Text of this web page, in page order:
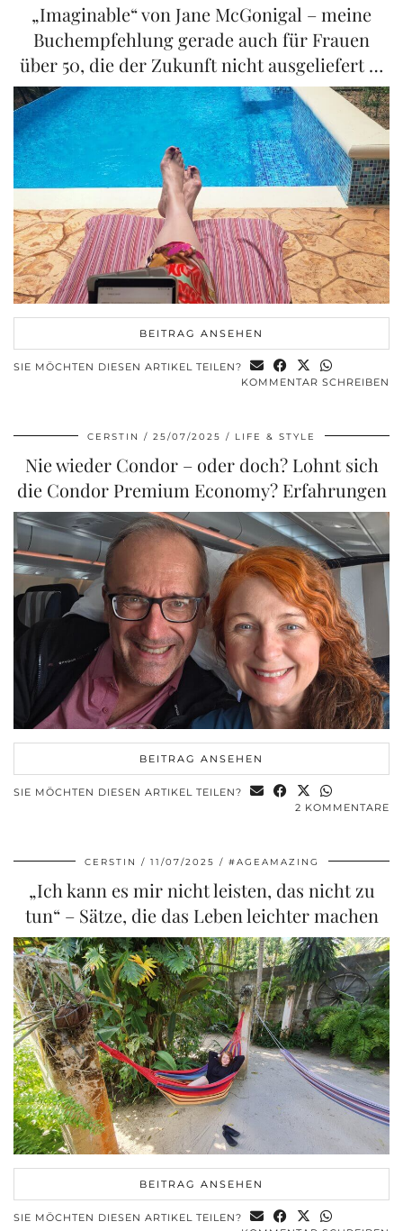
„Imaginable“ von Jane McGonigal – meine
Buchempfehlung gerade auch für Frauen
über 50, die der Zukunft nicht ausgeliefert …
BEITRAG ANSEHEN
SIE MÖCHTEN DIESEN ARTIKEL TEILEN?
KOMMENTAR SCHREIBEN
CERSTIN 25/07/2025 LIFE & STYLE
Nie wieder Condor – oder doch? Lohnt sich
die Condor Premium Economy? Erfahrungen
BEITRAG ANSEHEN
SIE MÖCHTEN DIESEN ARTIKEL TEILEN?
2 KOMMENTARE
CERSTIN 11/07/2025 #AGEAMAZING
„Ich kann es mir nicht leisten, das nicht zu
tun“ – Sätze, die das Leben leichter machen
BEITRAG ANSEHEN
SIE MÖCHTEN DIESEN ARTIKEL TEILEN?